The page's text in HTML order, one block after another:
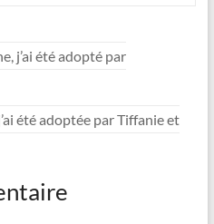
j’ai été adopté par
été adoptée par Tiffanie et